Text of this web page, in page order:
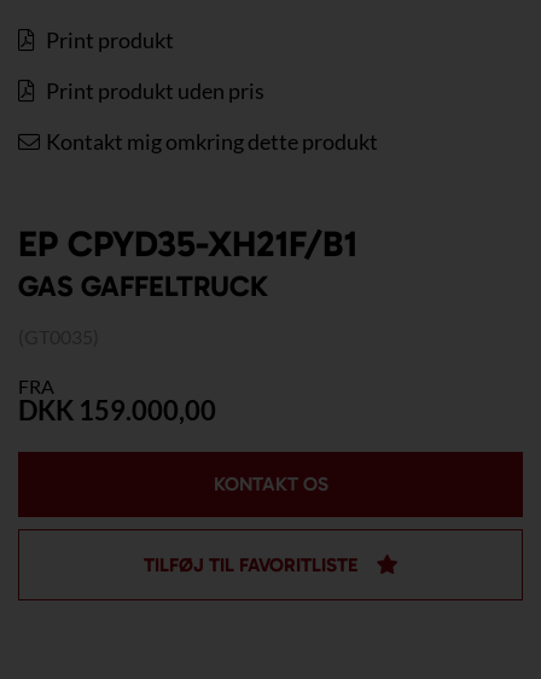
Print produkt
Print produkt uden pris
Kontakt mig omkring dette produkt
EP CPYD35-XH21F/B1
GAS GAFFELTRUCK
FRA
DKK 159.000,00
KONTAKT OS
TILFØJ TIL FAVORITLISTE